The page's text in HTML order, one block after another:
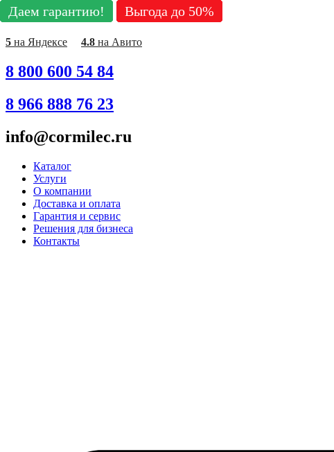
Перейти
к
содержимому
5 на Яндексе 4.8 на Авито
8 800 600 54 84
8 966 888 76 23
info@cormilec.ru
Каталог
Услуги
О компании
Доставка и оплата
Гарантия и сервис
Решения для бизнеса
Контакты
Даем гарантию! Выгода до 50%
Даем гарантию! Выгода до 50%
Даем гарантию! Выгода до 50%
Даем гарантию! Выгода до 50%
Даем гарантию! Выгода до 50%
Даем гарантию! Выгода до 50%
Даем гарантию! Выгода до 50%
Даем гарантию! Выгода до 50%
Даем гарантию! Выгода до 50%